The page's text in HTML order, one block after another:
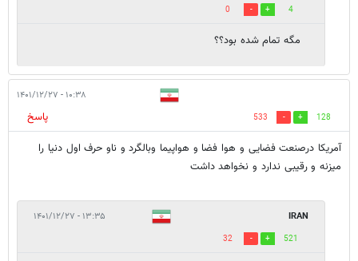
4
0
مگه تمام شده بود؟؟
۱۰:۳۸ - ۱۴۰۱/۱۲/۲۷
128
533
پاسخ
آمریکا درصنعت فضایی و هوا فضا و هواپیما وبالگرد و ناو حرف اول دنیا را
میزنه و رقیبی ندارد و نخواهد داشت
IRAN ۱۳:۳۵ - ۱۴۰۱/۱۲/۲۷
521
32